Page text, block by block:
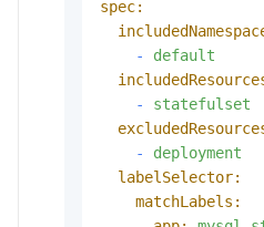
spec:
-
default
-
statefulset
-
deployment
labelSelector:
matchLabels: